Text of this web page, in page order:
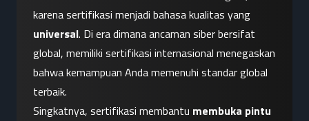
universal. Di era dimana ancaman siber bersifat
global, memiliki sertifikasi internasional menegaskan
bahwa kemampuan Anda memenuhi standar global
terbaik.
Singkatnya, sertifikasi membantu membuka pintu